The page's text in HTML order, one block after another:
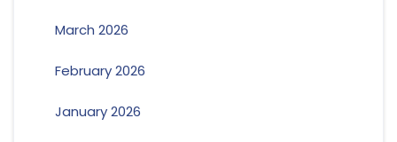
March 2026
February 2026
January 2026